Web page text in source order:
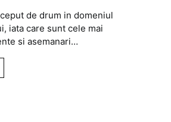
de drum in domeniul
iata care sunt cele mai
si asemanari…